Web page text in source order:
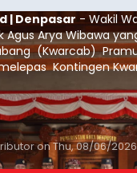
| Denpasar- Wakil
Agus Arya Wibawa
(Kwarcab)
Kontingen
Denpasar
Nasional Pramuka
Perkemahan
onThu, 08/06/2026